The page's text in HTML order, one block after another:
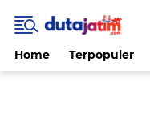
Home Terpopuler